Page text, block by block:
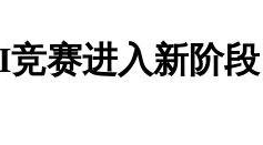
赛进入新阶